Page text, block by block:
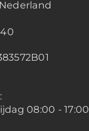
08:00 - 17:00